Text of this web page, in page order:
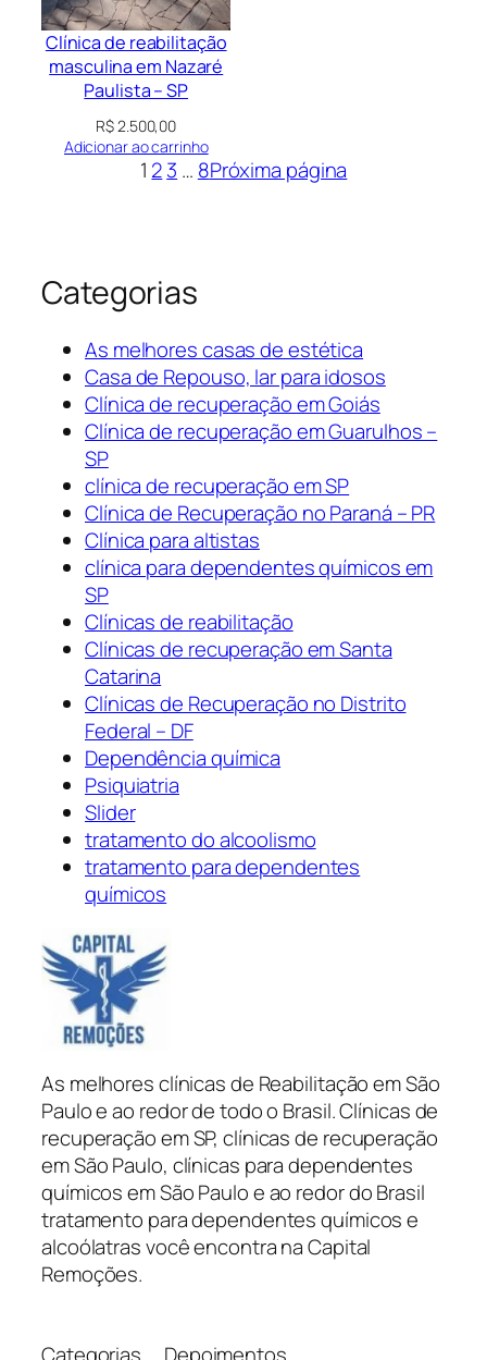
Clínica de reabilitação
masculina em Nazaré
Paulista – SP
R$2.500,00
Adicionar ao carrinho
1 23 … 8Próxima página
Categorias
As melhores casas de estética
Casa de Repouso, lar para idosos
Clínica de recuperação em Goiás
Clínica de recuperação em Guarulhos –
SP
clínica de recuperação em SP
Clínica de Recuperação no Paraná – PR
Clínica para altistas
clínica para dependentes químicos em
SP
Clínicas de reabilitação
Clínicas de recuperação em Santa
Catarina
Clínicas de Recuperação no Distrito
Federal – DF
Dependência química
Psiquiatria
Slider
tratamento do alcoolismo
tratamento para dependentes
químicos
As melhores clínicas de Reabilitação em São
Paulo e ao redor de todo o Brasil. Clínicas de
recuperação em SP, clínicas de recuperação
em São Paulo, clínicas para dependentes
químicos em São Paulo e ao redor do Brasil
tratamento para dependentes químicos e
alcoólatras você encontra na Capital
Remoções.